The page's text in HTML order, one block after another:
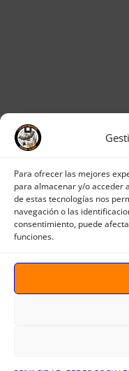
Para ofrecer las mejores
para almacenar y/o acceder
de estas tecnologías nos
navegación o las
consentimiento, puede
funciones.